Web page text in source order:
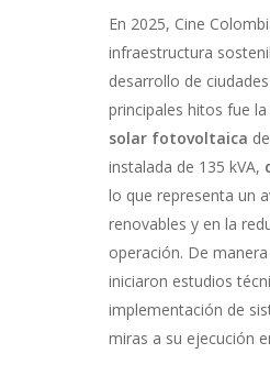
En 2025, Cine
infraestructura
desarrollo de
principales hitos fue
solar fotovoltaica
instalada de 135 kVA,
lo que representa un
renovables y en la
operación. De
iniciaron estudios
implementación de
miras a su ejecución